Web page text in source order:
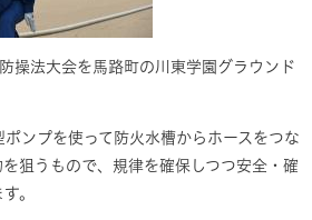
操法大会を馬路町の川東学園グラウンド
ンプを使って防火水槽からホースをつな
狙うもので、規律を確保しつつ安全・確
。